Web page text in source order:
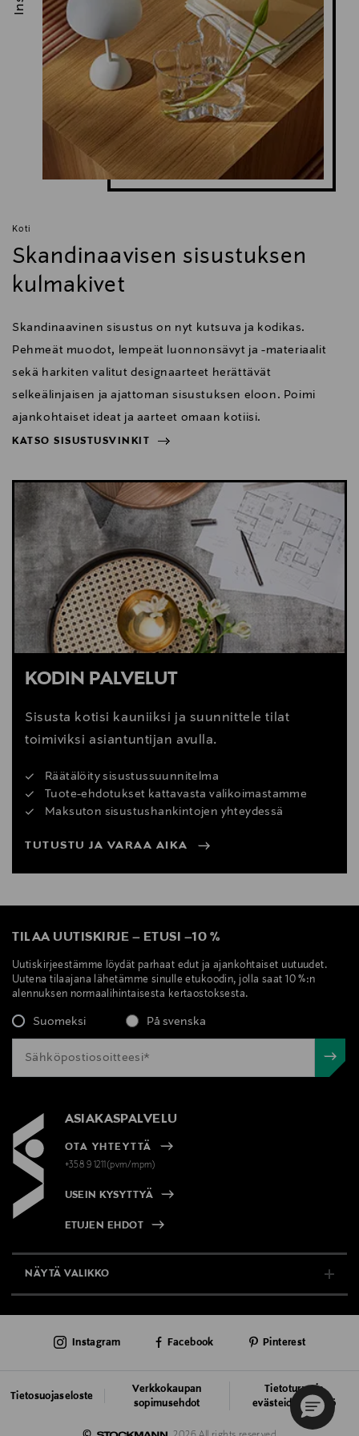
Koti
Skandinaavisen sisustuksen
kulmakivet
Skandinaavinen sisustus on nyt kutsuva ja kodikas.
Pehmeät muodot, lempeät luonnonsävyt ja -materiaalit
sekä harkiten valitut designaarteet herättävät
selkeälinjaisen ja ajattoman sisustuksen eloon. Poimi
ajankohtaiset ideat ja aarteet omaan kotiisi.
KATSO SISUSTUSVINKIT
KATSO SISUSTUSVINKIT
KODIN PALVELUT
Sisusta kotisi kauniiksi ja suunnittele tilat
toimiviksi asiantuntijan avulla.
Räätälöity sisustussuunnitelma
Tuote-ehdotukset kattavasta valikoimastamme
Maksuton sisustushankintojen yhteydessä
TUTUSTU JA VARAA AIKA
TILAA UUTISKIRJE – ETUSI –10 %
Uutiskirjeestämme löydät parhaat edut ja ajankohtaiset uutuudet.
Uutena tilaajana lähetämme sinulle etukoodin, jolla saat 10 %:n
alennuksen normaalihintaisesta kertaostoksesta.
Suomeksi På svenska
ASIAKASPALVELU
OTA YHTEYTTÄ
+358 9 1211(pvm/mpm)
USEIN KYSYTTYÄ
ETUJEN EHDOT
NÄYTÄ VALIKKO
AJANKOHTAISTA
Tietosuojaseloste
Verkkokaupan
sopimusehdot
Tietoturva ja
evästeiden käyttö
Instagram Facebook Pinterest